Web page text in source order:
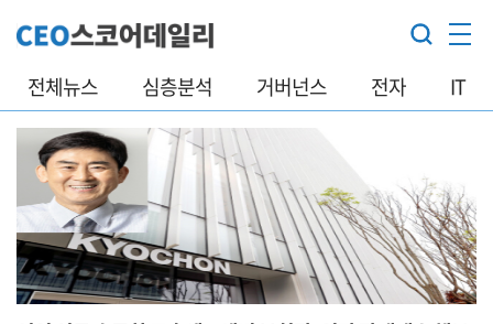
전체뉴스 심층분석 거버넌스 전자 IT